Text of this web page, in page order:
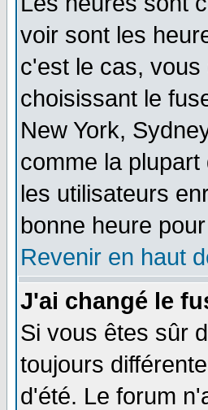
voir sont les
c'est le cas,
choisissant le
New York,
comme la
les utilisateurs
bonne heure
Revenir en haut
J'ai changé le
Si vous êtes sûr
toujours
d'été. Le forum